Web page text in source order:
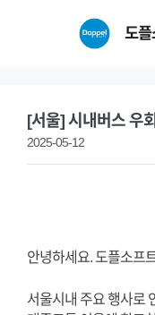
도플
[서울] 시내버스 우
2025-05-12
안녕하세요. 도플소프
서울시내 주요 행사로